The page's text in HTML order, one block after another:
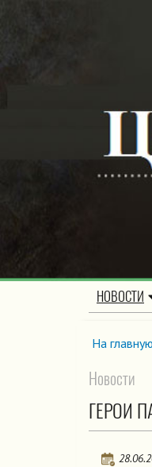
НОВОСТИ
На главную
Новости
ГЕРОИ